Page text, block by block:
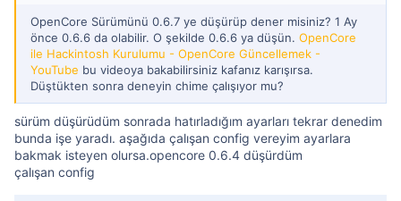
OpenCore Sürümünü 0.6.7 ye düşürüp dener misiniz? 1 Ay
önce 0.6.6 da olabilir. O şekilde 0.6.6 ya düşün. OpenCore
ile Hackintosh Kurulumu - OpenCore Güncellemek -
YouTube bu videoya bakabilirsiniz kafanız karışırsa.
Düştükten sonra deneyin chime çalışıyor mu?
sürüm düşürüdüm sonrada hatırladığım ayarları tekrar denedim
bunda işe yaradı. aşağıda çalışan config vereyim ayarlara
bakmak isteyen olursa.opencore 0.6.4 düşürdüm
çalışan config